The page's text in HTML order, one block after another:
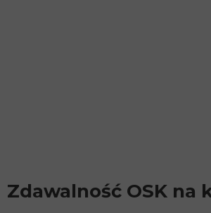
Zdawalność OSK na